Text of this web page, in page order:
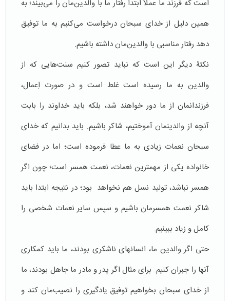
است که فرزند ما عملاً ابتدا رفتار ما با والدین‌مان را می‌­بیند؛ به
همین دلیل از خدای سبحان درخواست می‌کنیم به ما توفیق
دهد رفتار مناسبی با والدین‌مان داشته باشیم.
نکتۀ دیگر این است که نباید تصور کنیم سنت­‌هایی که از
والدین به ما رسیده است غلط است و در صورت اِعمال،
فرزندانمان از ما دور خواهند شد، بلکه باید خداوند را بابت
آنچه از والدینمان آموختیم، شاکر باشیم. باید بدانیم که خدای
سبحان نعمات زیادی به ما عطا فرموده است؛ اما در فضای
خانواده یکی از مهمترین نعمات، نعمت همسر است؛ چون اگر
همسر نباشد، تولید نسل هم نخواهد بود؛ در نتیجه ابتدا باید
شاکر نعمت همسرمان باشیم و سپس سایر نعمات شخصی را
کامل و زیاد ببینیم.
حتی اگر والدین ما، انسان­های ناشکری بودند، ما باید کم­کاری
آن­ها را جبران کنیم. برای مثال اگر پدر و مادر ما جاهل بودند، ما
از خدای سبحان بخواهیم توفیق یادگیری را نصیب‌مان کند و